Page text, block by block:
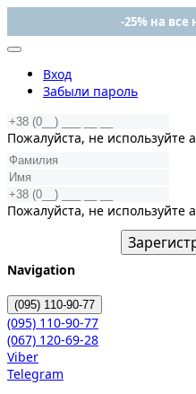
-25% на все
Вход
Забыли пароль
Пожалуйста, не используйте
Пожалуйста, не используйте
Navigation
(095) 110-90-77
(095) 110-90-77
(067) 120-69-28
Viber
Telegram